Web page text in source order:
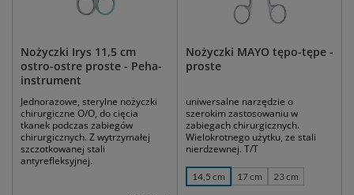
Nożyczki Irys 11,5 cm
ostro-ostre proste - Peha-
instrument
Jednorazowe, sterylne nożyczki
chirurgiczne O/O, do cięcia
tkanek podczas zabiegów
chirurgicznych. Z wytrzymałej
szczotkowanej stali
antyrefleksyjnej.
Nożyczki MAYO tępo-tępe -
proste
uniwersalne narzędzie o
szerokim zastosowaniu w
zabiegach chirurgicznych.
Wielokrotnego użytku, ze stali
nierdzewnej. T/T
14,5 cm 17 cm 23 cm